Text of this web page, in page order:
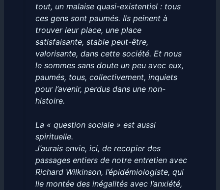
tout, un malaise quasi-existentiel : tous
ces gens sont paumés. Ils peinent à
trouver leur place, une place
satisfaisante, stable peut-être,
valorisante, dans cette société. Et nous
le sommes sans doute un peu avec eux,
paumés, tous, collectivement, inquiets
pour l’avenir, perdus dans une non-
histoire.
La « question sociale » est aussi
spirituelle.
J’aurais envie, ici, de recopier des
passages entiers de notre entretien avec
Richard Wilkinson, l’épidémiologiste, qui
lie montée des inégalités avec l’anxiété,